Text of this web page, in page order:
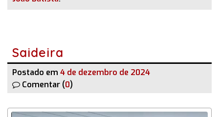
Saideira
Postado em 4 de dezembro de 2024
Comentar (0)